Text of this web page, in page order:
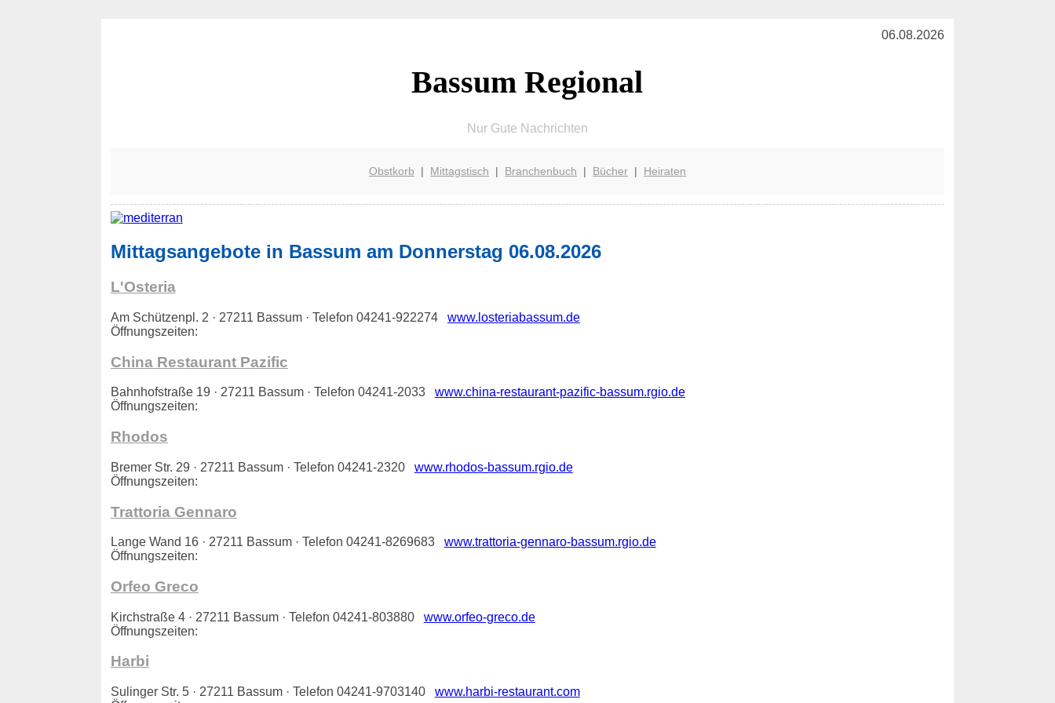
06.08.2026
Bassum Regional
Nur Gute Nachrichten
Obstkorb | Mittagstisch | Branchenbuch | Bücher| Heiraten
Mittagsangebote in Bassum am Donnerstag 06.08.2026
L'Osteria
Am Schützenpl. 2 · 27211 Bassum · Telefon 04241-922274 www.losteriabassum.de
Öffnungszeiten:
China Restaurant Pazific
Bahnhofstraße 19 · 27211 Bassum · Telefon 04241-2033 www.china-restaurant-pazific-bassum.rgio.de
Öffnungszeiten:
Rhodos
Bremer Str. 29 · 27211 Bassum · Telefon 04241-2320 www.rhodos-bassum.rgio.de
Öffnungszeiten:
Trattoria Gennaro
Lange Wand 16 · 27211 Bassum · Telefon 04241-8269683 www.trattoria-gennaro-bassum.rgio.de
Öffnungszeiten:
Orfeo Greco
Kirchstraße 4 · 27211 Bassum · Telefon 04241-803880 www.orfeo-greco.de
Öffnungszeiten:
Harbi
Sulinger Str. 5 · 27211 Bassum · Telefon 04241-9703140 www.harbi-restaurant.com